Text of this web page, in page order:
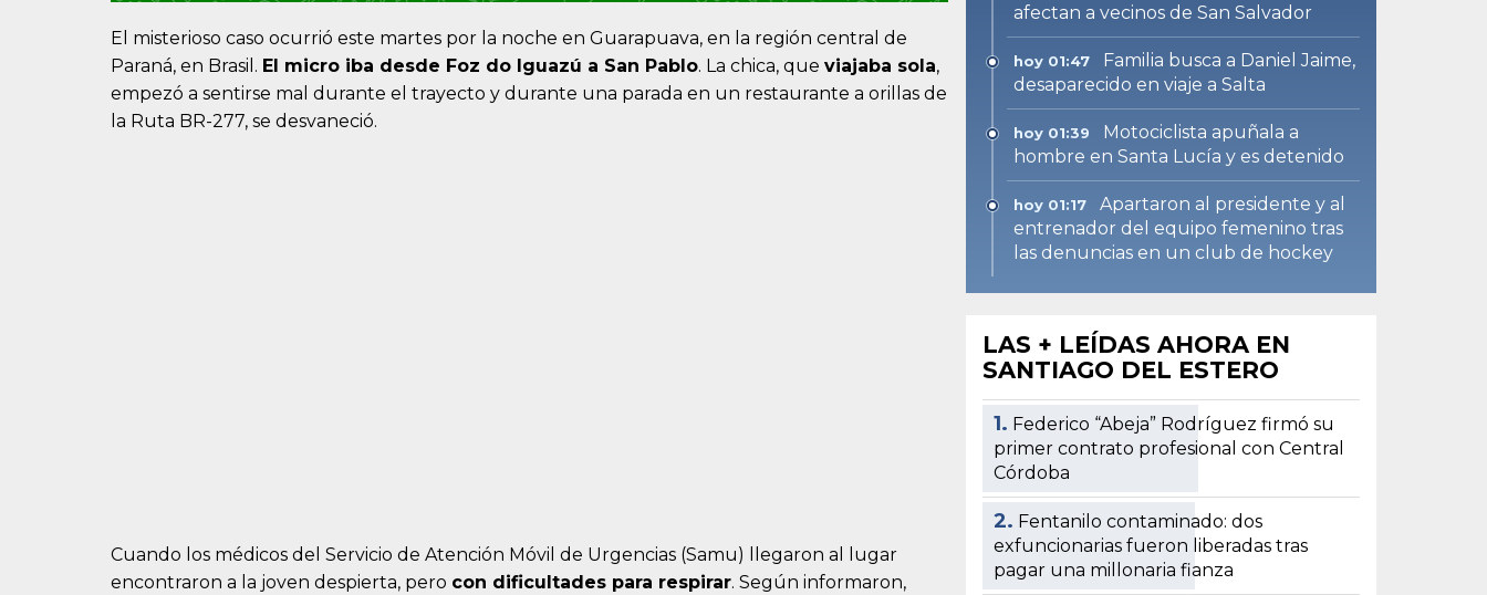
El misterioso caso ocurrió este martes por la noche en Guarapuava, en la región central de
Paraná, en Brasil. El micro iba desde Foz do Iguazú a San Pablo. La chica, que viajaba sola,
empezó a sentirse mal durante el trayecto y durante una parada en un restaurante a orillas de
la Ruta BR-277, se desvaneció.
Cuando los médicos del Servicio de Atención Móvil de Urgencias (Samu) llegaron al lugar
encontraron a la joven despierta, pero con dificultades para respirar. Según informaron,
afectan a vecinos de San Salvador
hoy 01:47
Familia busca a Daniel Jaime,
desaparecido en viaje a Salta
hoy 01:39
Motociclista apuñala a
hombre en Santa Lucía y es detenido
hoy 01:17
Apartaron al presidente y al
entrenador del equipo femenino tras
las denuncias en un club de hockey
LAS + LEÍDAS AHORA EN
SANTIAGO DEL ESTERO
1. Federico “Abeja” Rodríguez firmó su
primer contrato profesional con Central
Córdoba
2. Fentanilo contaminado: dos
exfuncionarias fueron liberadas tras
pagar una millonaria fianza